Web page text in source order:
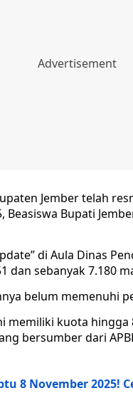
Jember telah
Beasiswa Bupati
di Aula Dinas
dan sebanyak 7.180
belum memenuhi
memiliki kuota
bersumber dari
8 November 2025!